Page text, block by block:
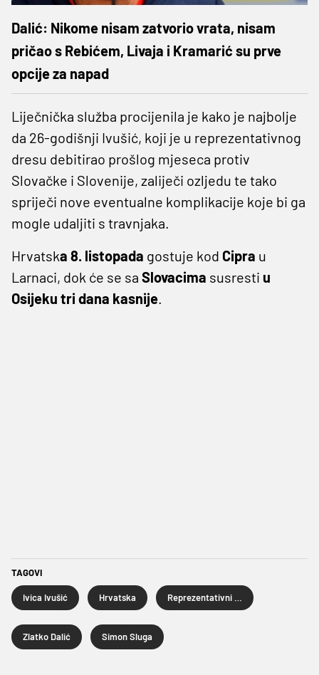
Dalić: Nikome nisam zatvorio vrata, nisam
pričao s Rebićem, Livaja i Kramarić su prve
opcije za napad
Liječnička služba procijenila je kako je najbolje
da 26-godišnji Ivušić, koji je u reprezentativnog
dresu debitirao prošlog mjeseca protiv
Slovačke i Slovenije, zaliječi ozljedu te tako
spriječi nove eventualne komplikacije koje bi ga
mogle udaljiti s travnjaka.
Hrvatska 8. listopada gostuje kod Cipra u
Larnaci, dok će se sa Slovacima susresti u
Osijeku tri dana kasnije.
TAGOVI
Ivica Ivušić Hrvatska
Zlatko Dalić Simon Sluga